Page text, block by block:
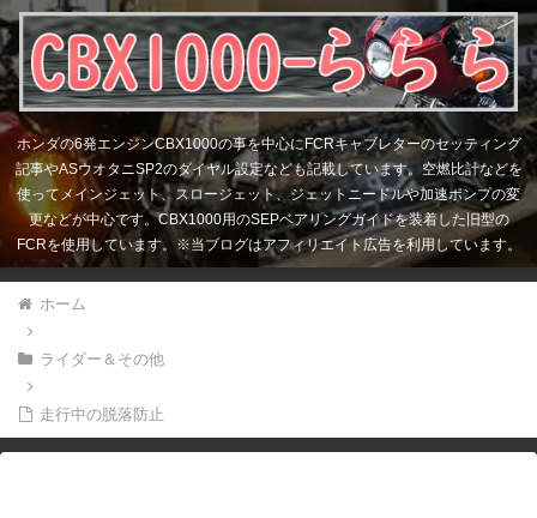
ホンダの6発エンジンCBX1000の事を中心にFCRキャブレターのセッティング
記事やASウオタニSP2のダイヤル設定なども記載しています。空燃比計などを
使ってメインジェット、スロージェット、ジェットニードルや加速ポンプの変
更などが中心です。CBX1000用のSEPベアリングガイドを装着した旧型の
FCRを使用しています。※当ブログはアフィリエイト広告を利用しています。
ホーム
ライダー＆その他
走行中の脱落防止